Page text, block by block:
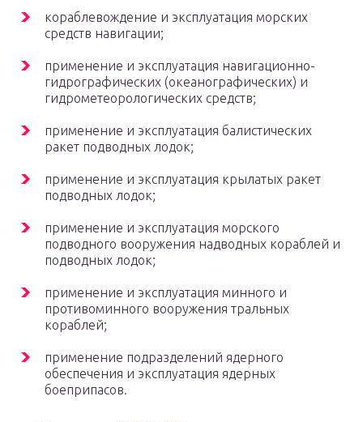
кораблевождение и эксплуатация морских
средств навигации;
применение и эксплуатация навигационно-
гидрографических (океанографических) и
гидрометеорологических средств;
применение и эксплуатация балистических
ракет подводных лодок;
применение и эксплуатация крылатых ракет
подводных лодок;
применение и эксплуатация морского
подводного вооружения надводных кораблей и
подводных лодок;
применение и эксплуатация минного и
противоминного вооружения тральных
кораблей;
применение подразделений ядерного
обеспечения и эксплуатация ядерных
боеприпасов.